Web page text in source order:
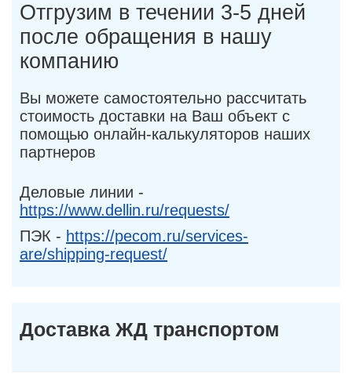
Отгрузим в течении 3-5 дней
после обращения в нашу
компанию
Вы можете самостоятельно рассчитать
стоимость доставки на Ваш объект с
помощью онлайн-калькуляторов наших
партнеров
Деловые линии -
https://www.dellin.ru/requests/
ПЭК - https://pecom.ru/services-
are/shipping-request/
Доставка ЖД транспортом